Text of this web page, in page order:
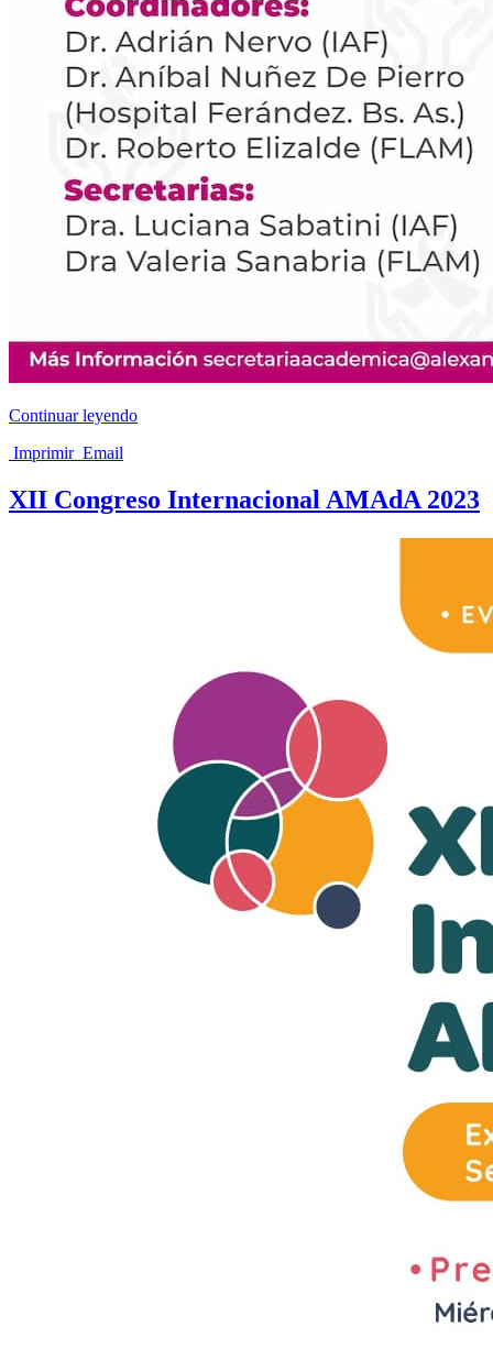
Continuar leyendo
Imprimir Email
XII Congreso Internacional AMAdA 2023